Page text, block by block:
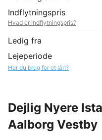
Indflytningspris
Hvad er indflytningspris?
Ledig fra
Lejeperiode
Har du brug for et lån?
Dejlig Nyere
Aalborg Vestby